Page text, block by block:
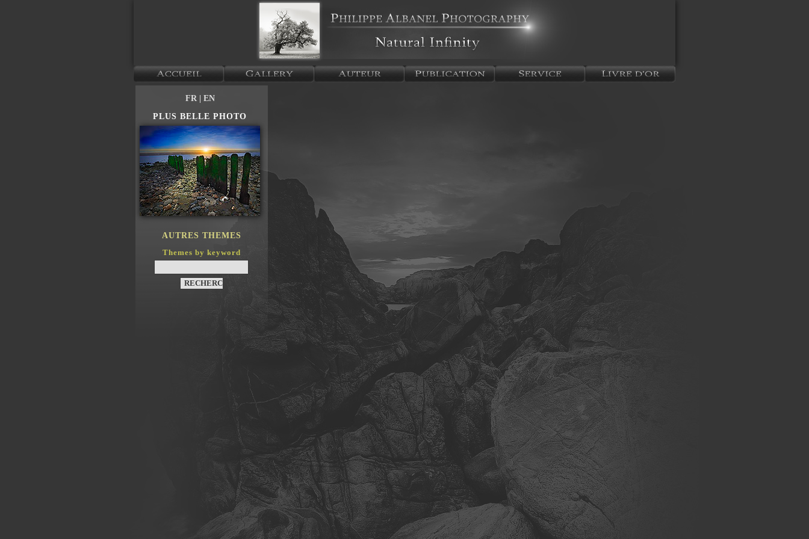
FR
| EN
PLUS BELLE PHOTO
AUTRES THEMES
Themes by keyword